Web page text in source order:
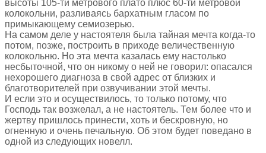
высоты 105-ти метрового плато плюс 60-ти метровой
колокольни, разливаясь бархатным гласом по
примыкающему семиозерью.
На самом деле у настоятеля была тайная мечта когда-то
потом, позже, построить в приходе величественную
колокольню. Но эта мечта казалась ему настолько
несбыточной, что он никому о ней не говорил: опасался
нехорошего диагноза в свой адрес от близких и
благотворителей при озвучивании этой мечты.
И если это и осуществилось, то только потому, что
Господь так возжелал, а не настоятель. Тем более что и
жертву пришлось принести, хоть и бескровную, но
огненную и очень печальную. Об этом будет поведано в
одной из следующих новелл.